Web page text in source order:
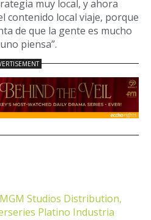
muy local, y ahora
contenido local viaje, porque
de que la gente es mucho
piensa”.
Studios Distribution,
Platino Industria